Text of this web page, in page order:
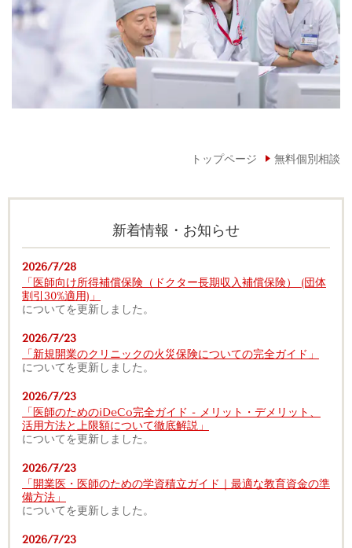
トップページ 無料個別相談
新着情報・お知らせ
2026/7/28
「医師向け所得補償保険（ドクター長期収入補償保険） (団体
割引30%適用)」
についてを更新しました。
2026/7/23
「新規開業のクリニックの火災保険についての完全ガイド」
についてを更新しました。
2026/7/23
「医師のためのiDeCo完全ガイド - メリット・デメリット、
活用方法と上限額について徹底解説」
についてを更新しました。
2026/7/23
「開業医・医師のための学資積立ガイド｜最適な教育資金の準
備方法」
についてを更新しました。
2026/7/23